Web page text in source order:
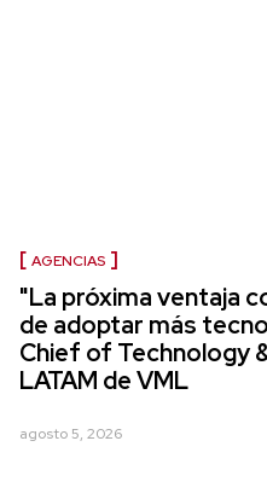
AGENCIAS
"La próxima ventaja
de adoptar más
Chief of Technology
LATAM de VML
agosto 5, 2026